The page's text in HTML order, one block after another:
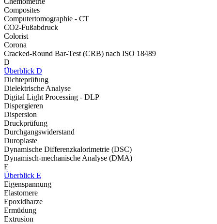
Composites
Computertomographie - CT
CO2-Fußabdruck
Colorist
Corona
Cracked-Round Bar-Test (CRB) nach ISO 18489
D
Überblick D
Dichteprüfung
Dielektrische Analyse
Digital Light Processing - DLP
Dispergieren
Dispersion
Druckprüfung
Durchgangswiderstand
Duroplaste
Dynamische Differenzkalorimetrie (DSC)
Dynamisch-mechanische Analyse (DMA)
E
Überblick E
Eigenspannung
Elastomere
Epoxidharze
Ermüdung
Extrusion